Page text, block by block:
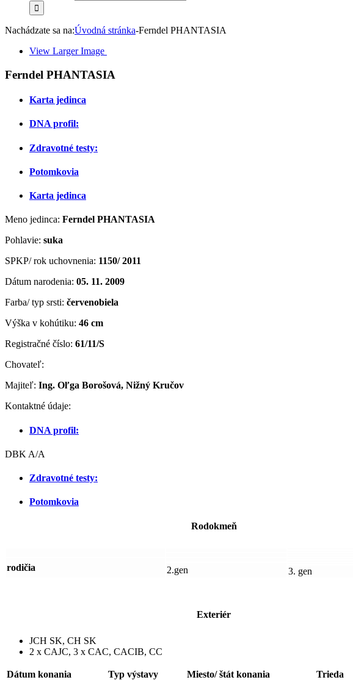
Nachádzate sa na:Úvodná stránka-Ferndel PHANTASIA
View Larger Image
Ferndel PHANTASIA
Karta jedinca
DNA profil:
Zdravotné testy:
Potomkovia
Karta jedinca
Meno jedinca: Ferndel PHANTASIA
Pohlavie: suka
SPKP/ rok uchovnenia: 1150/ 2011
Dátum narodenia: 05. 11. 2009
Farba/ typ srsti: červenobiela
Výška v kohútiku: 46 cm
Registračné číslo: 61/11/S
Chovateľ:
Majiteľ: Ing. Oľga Borošová, Nižný Kručov
Kontaktné údaje:
DNA profil:
DBK A/A
Zdravotné testy:
Potomkovia
Rodokmeň
rodičia 2.gen 3. gen
Exteriér
JCH SK, CH SK
2 x CAJC, 3 x CAC, CACIB, CC
Dátum konania Typ výstavy Miesto/ štát konania Trieda